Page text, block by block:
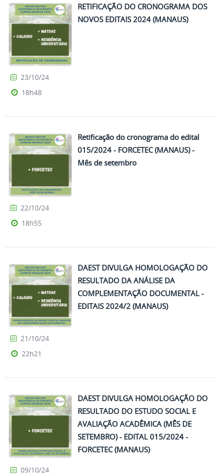
RETIFICAÇÃO DO CRONOGRAMA DOS
NOVOS EDITAIS 2024 (MANAUS)
23/10/24
18h48
Retificação do cronograma do edital
015/2024 - FORCETEC (MANAUS) -
Mês de setembro
22/10/24
18h55
DAEST DIVULGA HOMOLOGAÇÃO DO
RESULTADO DA ANÁLISE DA
COMPLEMENTAÇÃO DOCUMENTAL -
EDITAIS 2024/2 (MANAUS)
21/10/24
22h21
DAEST DIVULGA HOMOLOGAÇÃO DO
RESULTADO DO ESTUDO SOCIAL E
AVALIAÇÃO ACADÊMICA (MÊS DE
SETEMBRO) - EDITAL 015/2024 -
FORCETEC (MANAUS)
09/10/24